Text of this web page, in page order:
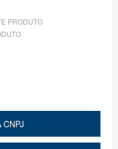
PRODUTO
CNPJ